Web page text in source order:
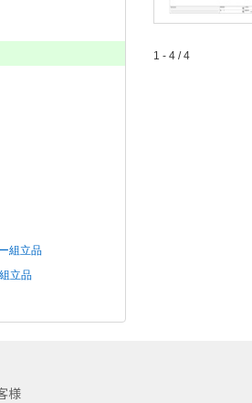
組立品
立品
1 - 4 / 4
様